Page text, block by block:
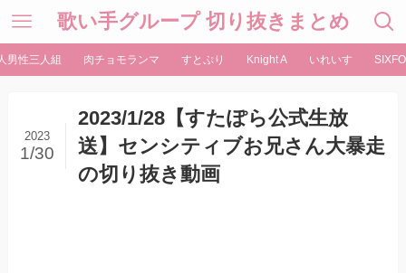
歌い手グループ 切り抜きまとめ
男性三人組 肉チョモランマ すとぷり Knight A いれいす
2023/1/28【すたぽら公式生放
送】センシティブお兄さん大暴走
の切り抜き動画
2023
1/30